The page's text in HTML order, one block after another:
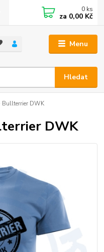
Menu
Hledat
0 ks
za 0,00 Kč
Bullterrier DWK
DWK